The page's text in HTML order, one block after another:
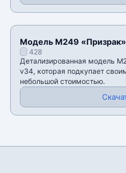
Модель M249
428
Детализированная модель
v34, которая подкупает
небольшой стоимостью.